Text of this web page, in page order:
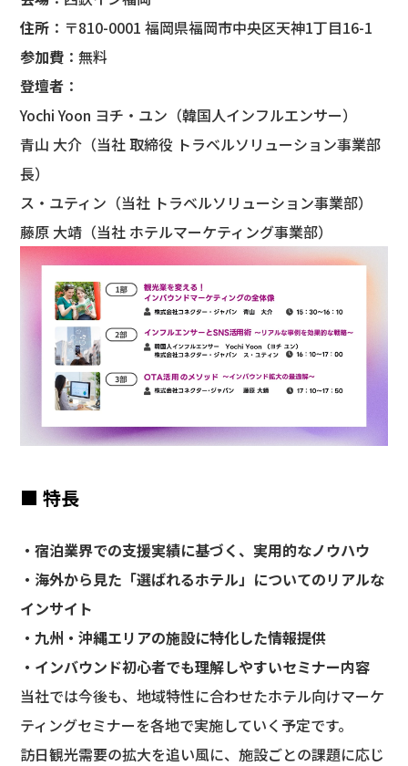
住所 ：〒810-0001 福岡県福岡市中央区天神1丁目16-1
参加費 ：無料
登壇者 ：
Yochi Yoon ヨチ・ユン（韓国人インフルエンサー）
青山 大介（当社 取締役 トラベルソリューション事業部
長）
ス・ユティン（当社 トラベルソリューション事業部）
藤原 大靖（当社 ホテルマーケティング事業部）
■ 特長
・宿泊業界での支援実績に基づく、実用的なノウハウ
・海外から見た「選ばれるホテル」についてのリアルな
インサイト
・九州・沖縄エリアの施設に特化した情報提供
・インバウンド初心者でも理解しやすいセミナー内容
当社では今後も、地域特性に合わせたホテル向けマーケ
ティングセミナーを各地で実施していく予定です。
訪日観光需要の拡大を追い風に、施設ごとの課題に応じ